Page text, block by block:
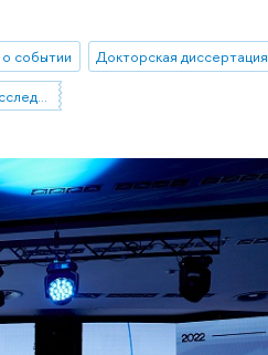
событии
Докторская диссертация